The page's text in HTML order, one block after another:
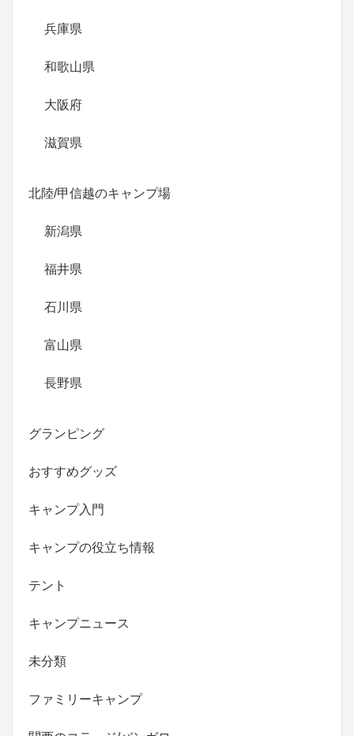
兵庫県
和歌山県
大阪府
滋賀県
北陸/甲信越のキャンプ場
新潟県
福井県
石川県
富山県
長野県
グランピング
おすすめグッズ
キャンプ入門
キャンプの役立ち情報
テント
キャンプニュース
未分類
ファミリーキャンプ